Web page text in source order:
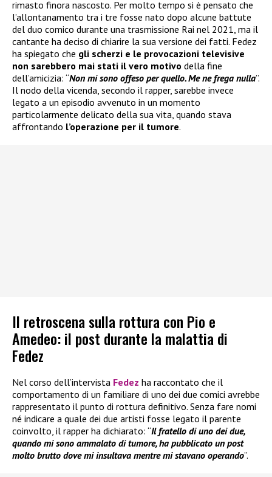
rimasto finora nascosto. Per molto tempo si è pensato che
l’allontanamento tra i tre fosse nato dopo alcune battute
del duo comico durante una trasmissione Rai nel 2021, ma il
cantante ha deciso di chiarire la sua versione dei fatti. Fedez
ha spiegato che gli scherzi e le provocazioni televisive
non sarebbero mai stati il vero motivo della fine
dell’amicizia: “Non mi sono offeso per quello. Me ne frega nulla”.
Il nodo della vicenda, secondo il rapper, sarebbe invece
legato a un episodio avvenuto in un momento
particolarmente delicato della sua vita, quando stava
affrontando l’operazione per il tumore.
Il retroscena sulla rottura con Pio e
Amedeo: il post durante la malattia di
Fedez
Nel corso dell’intervista Fedez ha raccontato che il
comportamento di un familiare di uno dei due comici avrebbe
rappresentato il punto di rottura definitivo. Senza fare nomi
né indicare a quale dei due artisti fosse legato il parente
coinvolto, il rapper ha dichiarato: “Il fratello di uno dei due,
quando mi sono ammalato di tumore, ha pubblicato un post
molto brutto dove mi insultava mentre mi stavano operando”.